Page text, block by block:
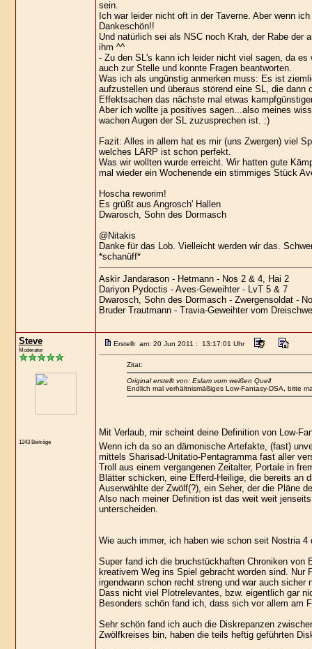
sein.
Ich war leider nicht oft in der Taverne. Aber wenn
Dankeschön!!
Und natürlich sei als NSC noch Krah, der Rabe der
ihm ^^
- Zu den SL's kann ich leider nicht viel sagen, da
auch zur Stelle und konnte Fragen beantworten.
Was ich als ungünstig anmerken muss: Es ist
aufzustellen und überaus störend eine SL, die
Effektsachen das nächste mal etwas
Aber ich wollte ja positives sagen...also meines
wachen Augen der SL zuzusprechen ist. :)
Fazit: Alles in allem hat es mir (uns Zwergen) viel
welches LARP ist schon perfekt.
Was wir wollten wurde erreicht. Wir hatten gute
mal wieder ein Wochenende ein stimmiges Stück
Hoscha reworim!
Es grüßt aus Angrosch' Hallen
Dwarosch, Sohn des Dormasch
@Nitakis
Danke für das Lob. Vielleicht werden wir das.
*schanüff*
Askir Jandarason - Hetmann - Nos 2 & 4, Hai 2
Dariyon Pydoctis - Aves-Geweihter - LvT 5 & 7
Dwarosch, Sohn des Dormasch - Zwergensoldat -
Bruder Trautmann - Travia-Geweihter vom
Steve
Moderator
1243 Beiträge
Erstellt am: 20 Jun 2011 : 13:17:01 Uhr
Zitat:
Original erstellt von: Eslam vom weißen Quell
Endlich mal verhältnismäßiges Low-Fantasy-DSA, bitte
Mit Verlaub, mir scheint deine Definition von Low-
Wenn ich da so an dämonische Artefakte, (fast)
mittels Sharisad-Unitatio-Pentagramma fast aller
Troll aus einem vergangenen Zeitalter, Portale in
Blätter schicken, eine Efferd-Heilige, die bereits an
Auserwählte der Zwölf(?), ein Seher, der die Pläne
Also nach meiner Definition ist das weit weit
unterscheiden.
Wie auch immer, ich haben wie schon seit Nostria
Super fand ich die bruchstückhaften Chroniken von
kreativem Weg ins Spiel gebracht worden sind.
irgendwann schon recht streng und war auch sicher
Dass nicht viel Plotrelevantes, bzw. eigentlich gar
Besonders schön fand ich, dass sich vor allem am
Sehr schön fand ich auch die Diskrepanzen
Zwölfkreises bin, haben die teils heftig geführten